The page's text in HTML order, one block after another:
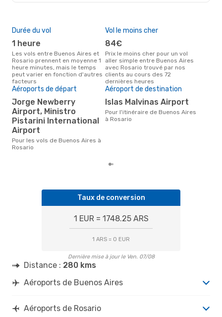
Durée du vol
1 heure
Les vols entre Buenos Aires et
Rosario prennent en moyenne 1
heure minutes, mais le temps
peut varier en fonction d'autres
facteurs
Vol le moins cher
84€
Prix le moins cher pour un vol
aller simple entre Buenos Aires
avec Rosario trouvé par nos
clients au cours des 72
dernières heures
Aéroports de départ
Jorge Newberry
Airport, Ministro
Pistarini International
Airport
Pour les vols de Buenos Aires à
Rosario
Aéroport de destination
Islas Malvinas Airport
Pour l'itinéraire de Buenos Aires
à Rosario
Taux de conversion
1 EUR = 1748.25 ARS
1 ARS = 0 EUR
Dernière mise à jour le Ven. 07/08
Distance : 280 kms
Aéroports de Buenos Aires
Aéroports de Rosario